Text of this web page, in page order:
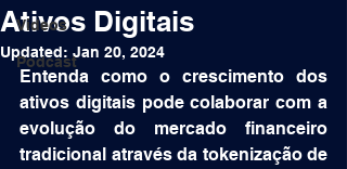
Videos
Podcast
Ativos Digitais
Updated: Jan 20, 2024
Entenda como o crescimento dos
ativos digitais pode colaborar com a
evolução do mercado financeiro
tradicional através da tokenização de